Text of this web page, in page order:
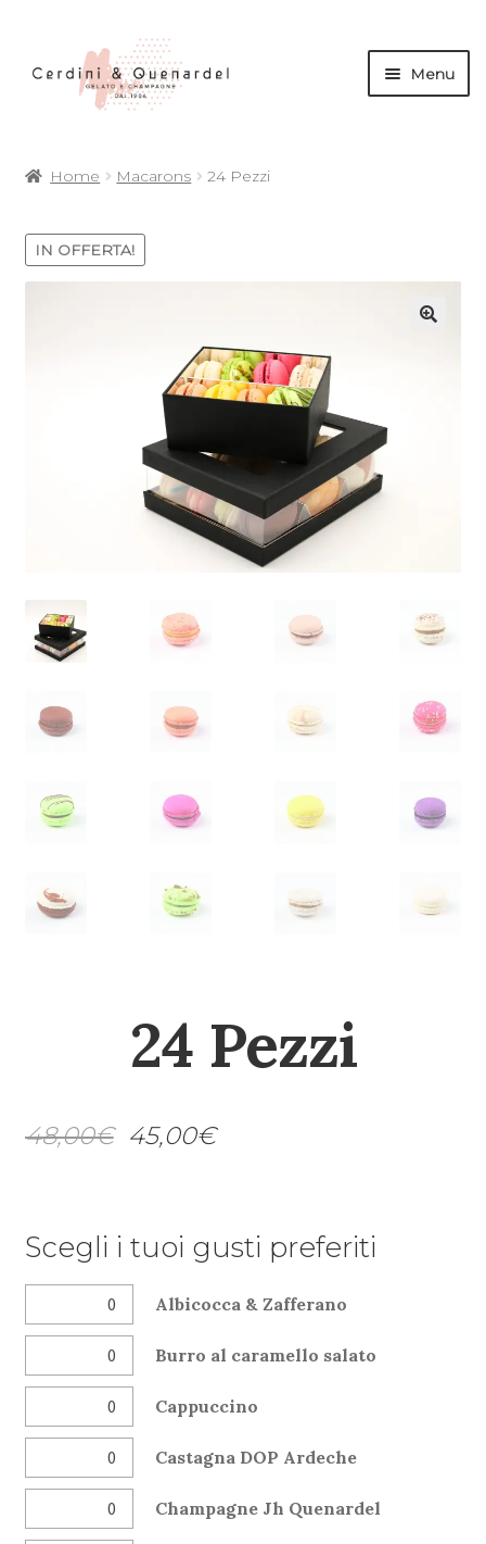
Menu
Home Macarons 24 Pezzi
IN OFFERTA!
24 Pezzi
48,00€ 45,00€
Scegli i tuoi gusti preferiti
Albicocca & Zafferano
Burro al caramello salato
Cappuccino
Castagna DOP Ardeche
Champagne Jh Quenardel